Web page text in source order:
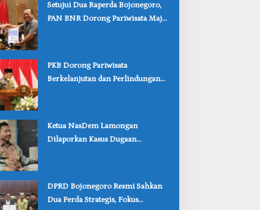
‎Setujui Dua Raperda Bojonegoro,
PAN BNR Dorong Pariwisata Maju
‎PKB Dorong Pariwisata
Berkelanjutan dan Perlindungan
‎Ketua NasDem Lamongan
Dilaporkan Kasus Dugaan
‎DPRD Bojonegoro Resmi Sahkan
Dua Perda Strategis, Fokus